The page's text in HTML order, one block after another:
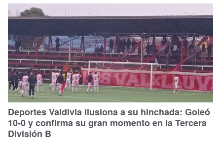
Deportes Valdivia ilusiona a su hinchada: Goleó
10-0 y confirma su gran momento en la Tercera
División B